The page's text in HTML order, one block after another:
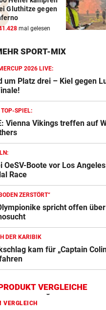
Gluthitze gegen
mal gelesen
SPORT-MIX
2026 LIVE:
um Platz drei – Kiel gegen
SPIEL:
Vienna Vikings treffen auf
OeSV-Boote vor Los
Race
ZERSTÖRT“
spricht offen
DER KARIBIK
kam für „Captain
VERGLEICHE
Cam Vergleich
VERGLEICH
Vergleich
Vergleich
VERGLEICH
Scooter Vergleich
VERGLEICH
Vergleich
VERGLEICH
Test